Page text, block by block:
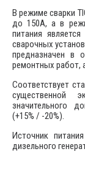
В режиме сварки
до 150А, а в
питания
сварочных
предназначен в
ремонтных работ,
Соответствует
существенной
значительного
(+15% / -20%).
Источник
дизельного